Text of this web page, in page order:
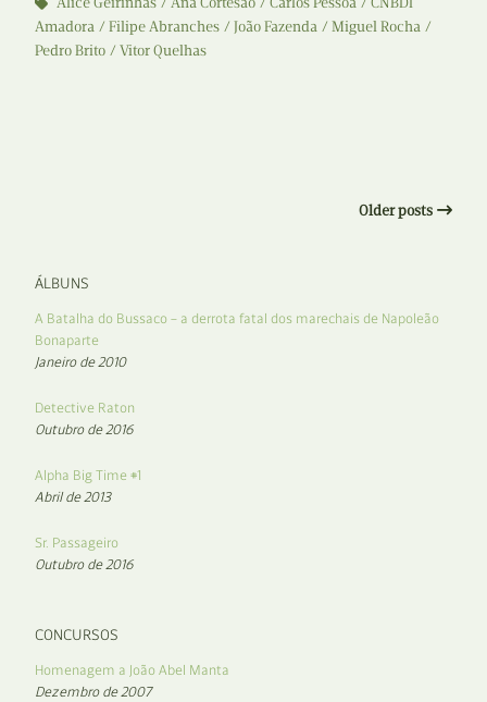
Amadora
Filipe Abranches João Fazenda
Miguel Rocha
Pedro Brito
Vitor Quelhas
Older posts
ÁLBUNS
A Batalha do Bussaco – a derrota fatal dos marechais de Napoleão
Bonaparte
Janeiro de 2010
Detective Raton
Outubro de 2016
Alpha Big Time #1
Abril de 2013
Sr. Passageiro
Outubro de 2016
CONCURSOS
Homenagem a João Abel Manta
Dezembro de 2007